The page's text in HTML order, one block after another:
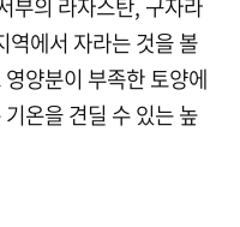
역에서 자라는 것을 볼
양분이 부족한 토양에
온을 견딜 수 있는 높